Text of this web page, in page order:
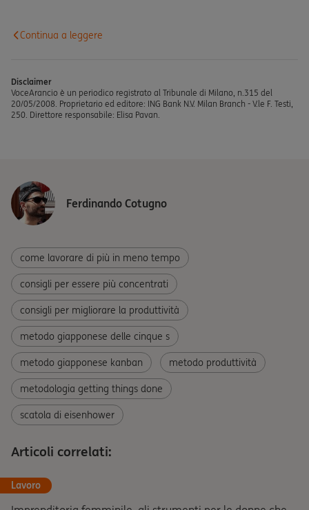
Continua a leggere
Disclaimer
VoceArancio è un periodico registrato al Tribunale di Milano, n.315 del
20/05/2008. Proprietario ed editore: ING Bank N.V. Milan Branch - V.le F. Testi,
250. Direttore responsabile: Elisa Pavan.
Ferdinando Cotugno
come lavorare di più in meno tempo
consigli per essere più concentrati
consigli per migliorare la produttività
metodo giapponese delle cinque s
metodo giapponese kanban metodo produttività
metodologia getting things done
scatola di eisenhower
Articoli correlati:
Lavoro